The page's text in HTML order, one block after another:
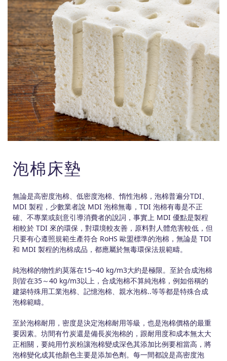
泡棉床墊
無論是高密度泡棉、低密度泡棉、惰性泡棉，泡棉普遍分TDI、
MDI 製程，少數業者說 MDI 泡棉無毒，TDI 泡棉有毒是不正
確、不專業或刻意引導消費者的說詞，事實上 MDI 優點是製程
相較於 TDI 來的環保，對環境較友善，原料對人體危害較低，但
只要有心遵照規範生產符合 RoHS 歐盟標準的泡棉，無論是 TDI
和 MDI 製程的泡棉成品，都應屬於無毒環保法規範疇。
純泡棉的物性約莫落在15~40 kg/m3大約是極限。至於合成泡棉
則皆在35～40 kg/m3以上，合成泡棉不算純泡棉，例如俗稱的
建築特殊用工業泡棉、記憶泡棉、親水泡棉..等等都是特殊合成
泡棉範疇。
至於泡棉耐用，密度是決定泡棉耐用等級，也是泡棉價格的最重
要因素。坊間有竹炭還是備長炭泡棉的，跟耐用度和成本無太大
正相關，要純用竹炭粉讓泡棉變成深色其添加比例要相當高，將
泡棉變化成其他顏色主要是添加色劑。每一間都說是高密度泡